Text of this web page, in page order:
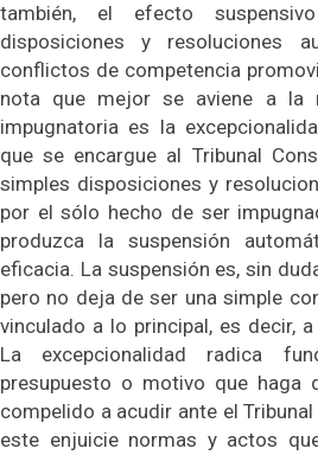
también, el efecto
disposiciones y resoluciones
conflictos de competencia
nota que mejor se aviene a la
impugnatoria es la
que se encargue al Tribunal
simples disposiciones y
por el sólo hecho de ser
produzca la suspensión
eficacia. La suspensión es, sin
pero no deja de ser una simple
vinculado a lo principal, es decir,
La excepcionalidad radica
presupuesto o motivo que haga
compelido a acudir ante el
este enjuicie normas y actos